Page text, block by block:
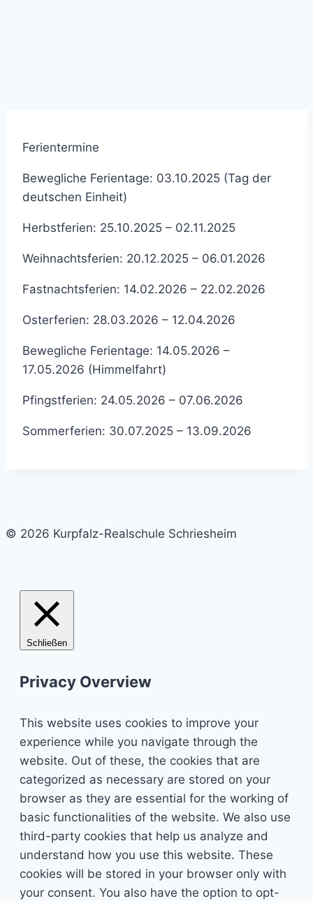
Ferientermine
Bewegliche Ferientage: 03.10.2025 (Tag der
deutschen Einheit)
Herbstferien: 25.10.2025 – 02.11.2025
Weihnachtsferien: 20.12.2025 – 06.01.2026
Fastnachtsferien: 14.02.2026 – 22.02.2026
Osterferien: 28.03.2026 – 12.04.2026
Bewegliche Ferientage: 14.05.2026 –
17.05.2026 (Himmelfahrt)
Pfingstferien: 24.05.2026 – 07.06.2026
Sommerferien: 30.07.2025 – 13.09.2026
© 2026 Kurpfalz-Realschule Schriesheim
Schließen
Privacy Overview
This website uses cookies to improve your
experience while you navigate through the
website. Out of these, the cookies that are
categorized as necessary are stored on your
browser as they are essential for the working of
basic functionalities of the website. We also use
third-party cookies that help us analyze and
understand how you use this website. These
cookies will be stored in your browser only with
your consent. You also have the option to opt-